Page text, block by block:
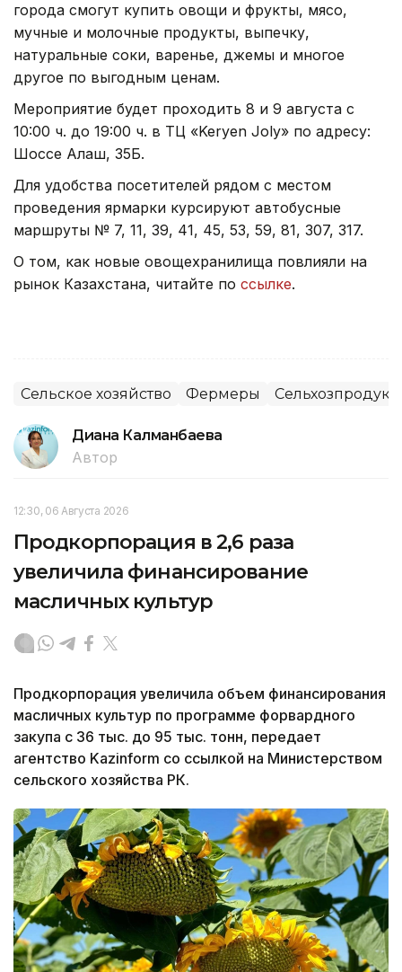
города смогут купить овощи и фрукты, мясо,
мучные и молочные продукты, выпечку,
натуральные соки, варенье, джемы и многое
другое по выгодным ценам.
Мероприятие будет проходить 8 и 9 августа с
10:00 ч. до 19:00 ч. в ТЦ «Keryen Joly» по адресу:
Шоссе Алаш, 35Б.
Для удобства посетителей рядом с местом
проведения ярмарки курсируют автобусные
маршруты № 7, 11, 39, 41, 45, 53, 59, 81, 307, 317.
О том, как новые овощехранилища повлияли на
рынок Казахстана, читайте по ссылке.
Сельское хозяйство Фермеры
Диана Калманбаева
Автор
12:30, 06 Августа 2026
Продкорпорация в 2,6 раза
увеличила финансирование
масличных культур
Продкорпорация увеличила объем финансирования
масличных культур по программе форвардного
закупа с 36 тыс. до 95 тыс. тонн, передает
агентство Kazinform со ссылкой на Министерством
сельского хозяйства РК.